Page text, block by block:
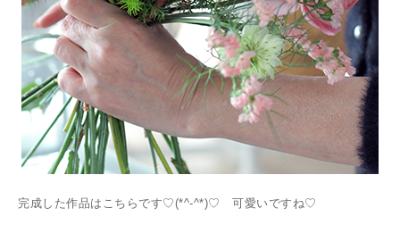
完成した作品はこちらです♡(*^-^*)♡ 可愛いですね♡